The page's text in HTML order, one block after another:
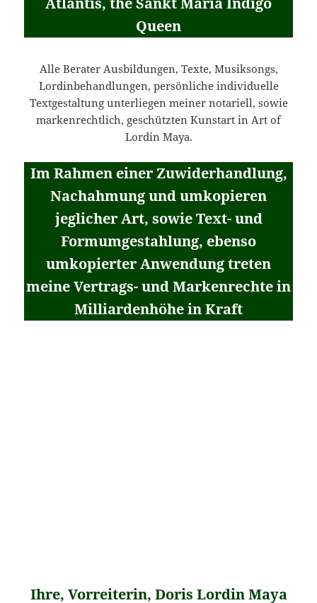
Queen
Alle Berater Ausbildungen, Texte, Musiksongs,
Lordinbehandlungen, persönliche individuelle
Textgestaltung unterliegen meiner notariell, sowie
markenrechtlich, geschützten Kunstart in Art of
Lordin Maya.
Im Rahmen einer Zuwiderhandlung,
Nachahmung und umkopieren
jeglicher Art, sowie Text- und
Formumgestahlung, ebenso
umkopierter Anwendung treten
meine Vertrags- und Markenrechte in
Milliardenhöhe in Kraft
Ihre, Vorreiterin, Doris Lordin Maya